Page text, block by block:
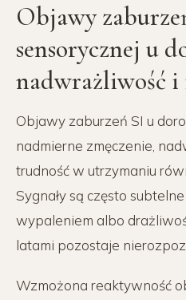
Objawy
sensorycznej u
nadwrażliwość i
Objawy zaburzeń SI u
nadmierne zmęczenie,
trudność w utrzymaniu
Sygnały są często
wypaleniem albo
latami pozostaje
Wzmożona reaktywność